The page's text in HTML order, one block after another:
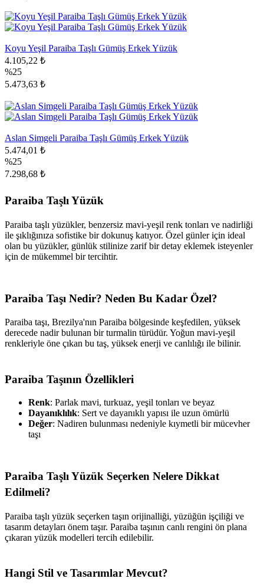
Koyu Yeşil Paraiba Taşlı Gümüş Erkek Yüzük
4.105,22 ₺
%25
5.473,63 ₺
Aslan Simgeli Paraiba Taşlı Gümüş Erkek Yüzük
5.474,01 ₺
%25
7.298,68 ₺
Paraiba Taşlı Yüzük
Paraiba taşlı yüzükler, benzersiz mavi-yeşil renk tonları ve nadirliği
ile şıklığınıza sofistike bir dokunuş katıyor. Özel günler için ideal
olan bu yüzükler, günlük stilinize zarif bir detay eklemek isteyenler
için de mükemmel bir tercihtir.
Paraiba Taşı Nedir? Neden Bu Kadar Özel?
Paraiba taşı, Brezilya'nın Paraiba bölgesinde keşfedilen, yüksek
derecede nadir bulunan bir turmalin türüdür. Yoğun mavi-yeşil
renkleriyle öne çıkan bu taş, yüksek enerji ve canlılığı ile bilinir.
Paraiba Taşının Özellikleri
Renk: Parlak mavi, turkuaz, yeşil tonları ve beyaz
Dayanıklılık: Sert ve dayanıklı yapısı ile uzun ömürlü
Değer: Nadiren bulunması nedeniyle kıymetli bir mücevher
taşı
Paraiba Taşlı Yüzük Seçerken Nelere Dikkat
Edilmeli?
Paraiba taşlı yüzük seçerken taşın orijinalliği, yüzüğün işçiliği ve
tasarım detayları önem taşır. Paraiba taşının canlı rengini ön plana
çıkaran yüzük modelleri tercih edilebilir.
Hangi Stil ve Tasarımlar Mevcut?